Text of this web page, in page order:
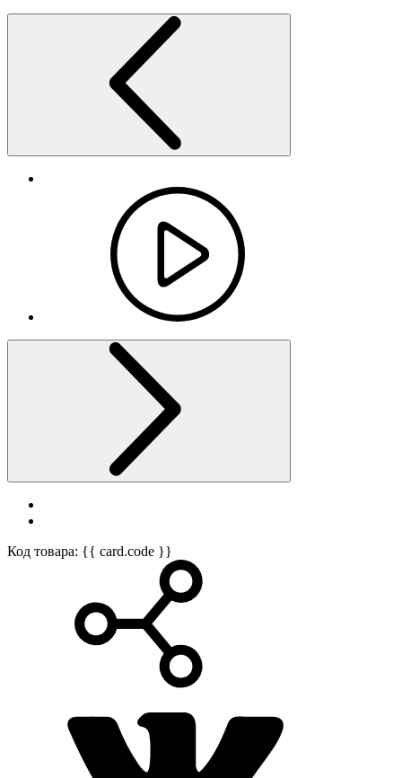
Код товара: {{ card.code }}